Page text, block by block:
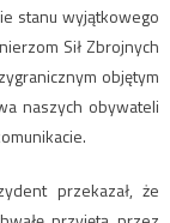
stanu wyjątkowego
Sił Zbrojnych
objętym
naszych obywateli
przekazał, że